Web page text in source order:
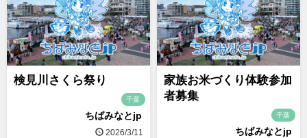
検見川さくら祭り
千葉
ちばみなとjp
2026/3/11
家族お米づくり体験参加
者募集
千葉
ちばみなとjp